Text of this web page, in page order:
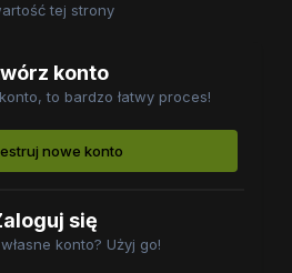
tej strony
konto
to bardzo łatwy proces!
nowe konto
się
konto? Użyj go!